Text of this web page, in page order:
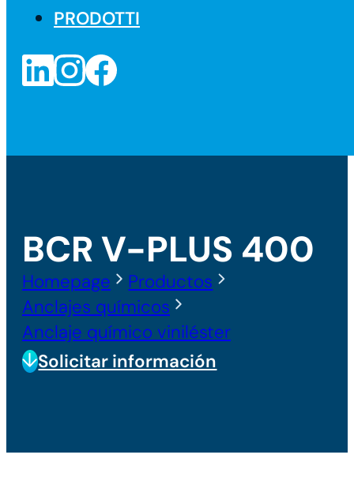
PRODOTTI
BCR V-PLUS 400
Homepage
Productos
Anclajes químicos
Anclaje químico viniléster
Solicitar información